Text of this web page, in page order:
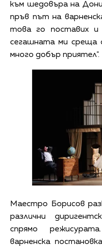
към шедовъра на
пръв път на
това го поставих и
сегашната ми среща
много добър приятел".
Маестро Борисов
различни
спрямо
варненска